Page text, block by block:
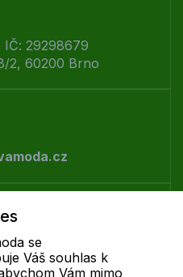
IČ: 29298679
2, 60200 Brno
926se
Váš souhlas k
Vám mimo